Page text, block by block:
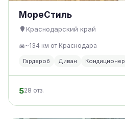
МореСтиль
Краснодарский край
~134 км от Краснодара
Гардероб Диван Кондиционер
528 отз.